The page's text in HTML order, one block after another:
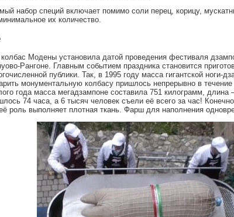
набор специй включает помимо соли перец, корицу,
их количество.
колбас Модены установила датой проведения фестиваля
Рангоне. Главным событием праздника становится
публики. Так, в 1995 году масса гигантской ноги-
монументальную колбасу пришлось непрерывно в
года масса мегадзампоне составила 751 килограмм,
74 часа, а 6 тысяч человек съели её всего за час!
роль выполняет плотная ткань. Фарш для наполнения